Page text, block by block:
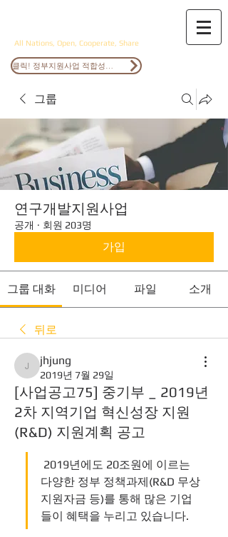
All Nations, Open, Cooperate, Share
그룹
연구개발지원사업
공개 · 회원 203명
가입
그룹 대화 미디어 파일 소개
뒤로
jhjung
jhjung
2019년 7월 29일
[사업공고75] 중기부 _ 2019년
2차 지역기업 혁신성장 지원
(R&D) 지원계획 공고
다양한 정부 정책과제(R&D 무상
지원자금 등)를 통해 많은 기업
들이 혜택을 누리고 있습니다.